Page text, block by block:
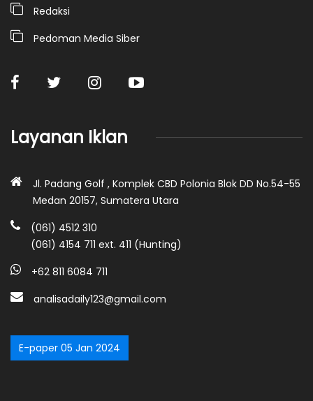
Redaksi
Pedoman Media Siber
Layanan Iklan
Jl. Padang Golf , Komplek CBD Polonia Blok DD No.54-55
Medan 20157, Sumatera Utara
(061) 4512 310
(061) 4154 711 ext. 411 (Hunting)
+62 811 6084 711
analisadaily123@gmail.com
E-paper 05 Jan 2024